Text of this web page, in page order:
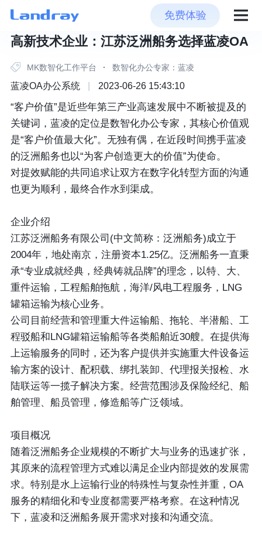
免费体验
高新技术企业：江苏泛洲船务选择蓝凌OA
MK数智化工作平台 · 数智化办公专家：蓝凌
蓝凌OA办公系统 2023-06-26 15:43:10
“客户价值”是近些年第三产业高速发展中不断被提及的
关键词，蓝凌的定位是数智化办公专家，其核心价值观
是“客户价值最大化”。无独有偶，在近段时间携手蓝凌
的泛洲船务也以“为客户创造更大的价值”为使命。
对提效赋能的共同追求让双方在数字化转型方面的沟通
也更为顺利，最终合作水到渠成。
企业介绍
江苏泛洲船务有限公司(中文简称：泛洲船务)成立于
2004年，地处南京，注册资本1.25亿。泛洲船务一直秉
承“专业成就经典，经典铸就品牌”的理念，以特、大、
重件运输，工程船舶拖航，海洋/风电工程服务，LNG
罐箱运输为核心业务。
公司目前经营和管理重大件运输船、拖轮、半潜船、工
程驳船和LNG罐箱运输船等各类船舶近30艘。在提供海
上运输服务的同时，还为客户提供并实施重大件设备运
输方案的设计、配积载、绑扎装卸、代理报关报检、水
陆联运等一揽子解决方案。经营范围涉及保险经纪、船
舶管理、船员管理，修造船等广泛领域。
项目概况
随着泛洲船务企业规模的不断扩大与业务的迅速扩张，
其原来的流程管理方式难以满足企业内部提效的发展需
求。特别是水上运输行业的特殊性与复杂性并重，OA
服务的精细化和专业度都需要严格考察。在这种情况
下，蓝凌和泛洲船务展开需求对接和沟通交流。